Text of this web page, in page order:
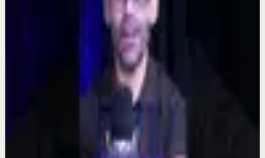
Quien tiene amigos no tiene necesidades,
crea tu network | Alex Pro en
@asiomasclaropodcast
Por qué dejan de creer en mi | Por el Placer
de Vivir con César Lozano